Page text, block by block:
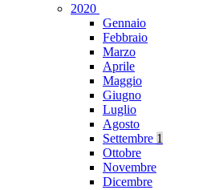
2020
Gennaio
Febbraio
Marzo
Aprile
Maggio
Giugno
Luglio
Agosto
Settembre 1
Ottobre
Novembre
Dicembre